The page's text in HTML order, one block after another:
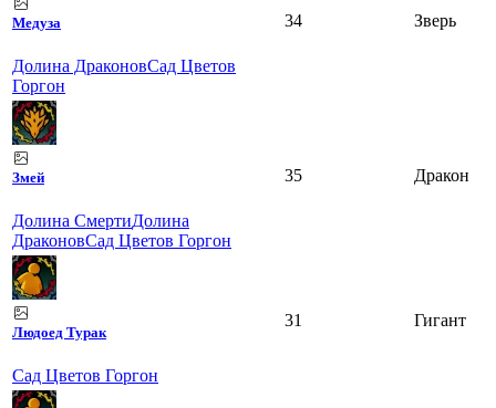
Медуза
Долина ДраконовСад Цветов
Горгон
34 Зверь
Змей
Долина СмертиДолина
ДраконовСад Цветов Горгон
35 Дракон
Людоед Турак
Сад Цветов Горгон
31 Гигант